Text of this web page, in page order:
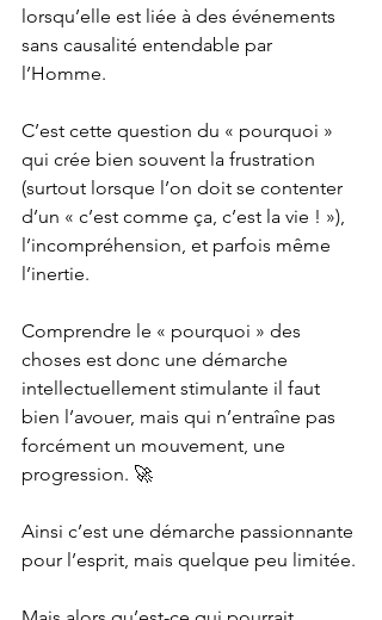
lorsqu’elle est liée à des événements
sans causalité entendable par
l’Homme.
C’est cette question du « pourquoi »
qui crée bien souvent la frustration
(surtout lorsque l’on doit se contenter
d’un « c’est comme ça, c’est la vie ! »),
l’incompréhension, et parfois même
l’inertie.
Comprendre le « pourquoi » des
choses est donc une démarche
intellectuellement stimulante il faut
bien l’avouer, mais qui n’entraîne pas
forcément un mouvement, une
progression. 🚀
Ainsi c’est une démarche passionnante
pour l’esprit, mais quelque peu limitée.